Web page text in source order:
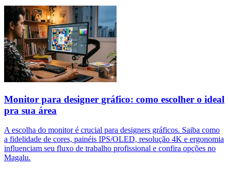
Monitor para designer gráfico: como escolher o ideal
pra sua área
A escolha do monitor é crucial para designers gráficos. Saiba como
a fidelidade de cores, painéis IPS/OLED, resolução 4K e ergonomia
influenciam seu fluxo de trabalho profissional e confira opções no
Magalu.